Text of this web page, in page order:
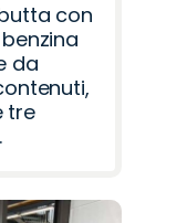
con
da
tre